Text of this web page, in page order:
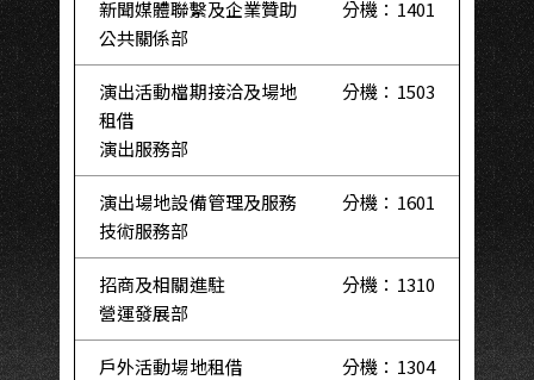
新聞媒體聯繫及企業贊助
公共關係部
分機：1401
演出活動檔期接洽及場地
租借
演出服務部
分機：1503
演出場地設備管理及服務
技術服務部
分機：1601
招商及相關進駐
營運發展部
分機：1310
戶外活動場地租借
分機：1304